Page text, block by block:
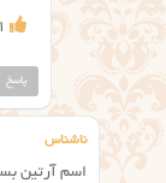
1
پاسخ
ناشناس
اسم آرتین